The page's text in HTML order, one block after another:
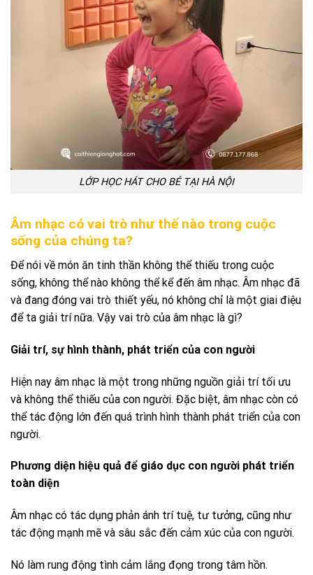
LỚP HỌC HÁT CHO BÉ TẠI HÀ NỘI
Âm nhạc có vai trò như thế nào trong cuộc
sống của chúng ta?
Để nói về món ăn tinh thần không thể thiếu trong cuộc
sống, không thể nào không thể kể đến âm nhạc. Âm nhạc đã
và đang đóng vai trò thiết yếu, nó không chỉ là một giai điệu
để ta giải trí nữa. Vậy vai trò của âm nhạc là gì?
Giải trí, sự hình thành, phát triển của con người
Hiện nay âm nhạc là một trong những nguồn giải trí tối ưu
và không thể thiếu của con người. Đặc biệt, âm nhạc còn có
thể tác động lớn đến quá trình hình thành phát triển của con
người.
Phương diện hiệu quả để giáo dục con người phát triển
toàn diện
Âm nhạc có tác dụng phản ánh trí tuệ, tư tưởng, cũng như
tác động mạnh mẽ và sâu sắc đến cảm xúc của con người.
Nó làm rung động tình cảm lắng đọng trong tâm hồn.